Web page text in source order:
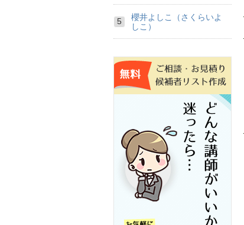
櫻井よしこ（さくらいよ
しこ）